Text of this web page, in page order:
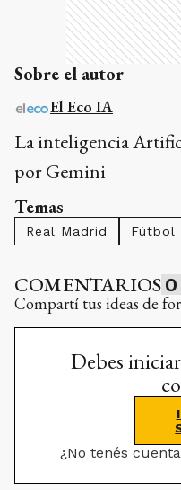
Sobre el autor
El Eco IA
La inteligencia
por Gemini
Temas
Real Madrid Fútbol
COMENTARIOS 0
Compartí tus ideas de
Debes
¿No tenés